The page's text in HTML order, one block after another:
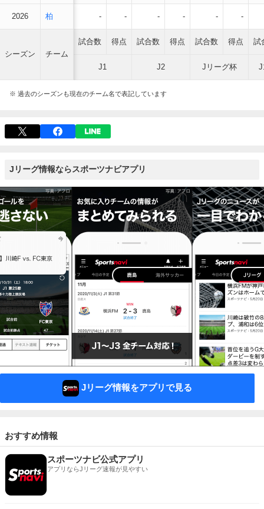
2026 柏 - - - - - -
シーズン チーム
試合数 得点 試合数 得点 試合数 得点 試
J1 J2 Jリーグ杯
※ 過去のシーズンも現在のチーム名で表記しています
Jリーグ情報ならスポーツナビアプリ
Jリーグ情報をアプリで見る
おすすめ情報
スポーツナビ公式アプリ
アプリならJリーグ速報が見やすい